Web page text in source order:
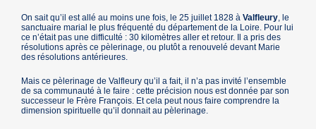
On sait qu’il est allé au moins une fois, le 25 juillet 1828 àValfleury, le
sanctuaire marial le plus fréquenté du département de la Loire. Pour lui
ce n’était pas une difficulté : 30 kilomètres aller et retour. Il a pris des
résolutions après ce pèlerinage, ou plutôt a renouvelé devant Marie
des résolutions antérieures.
Mais ce pèlerinage de Valfleury qu’il a fait, il n’a pas invité l’ensemble
de sa communauté à le faire : cette précision nous est donnée par son
successeur le Frère François. Et cela peut nous faire comprendre la
dimension spirituelle qu’il donnait au pèlerinage.